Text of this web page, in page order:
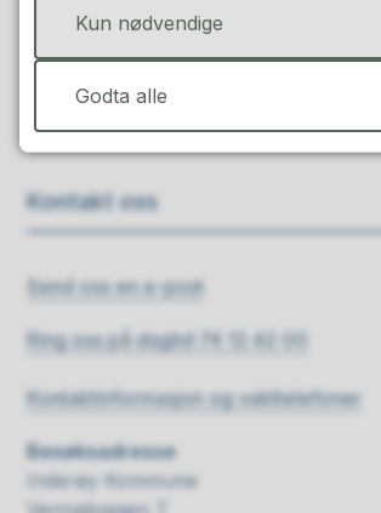
Kontakt oss
Send oss en e-post
Ring oss på dagtid 74 12 42 00
Kontaktinformasjon og vakttelefoner
Besøksadresse
Inderøy Kommune
Kun nødvendige
Godta alle